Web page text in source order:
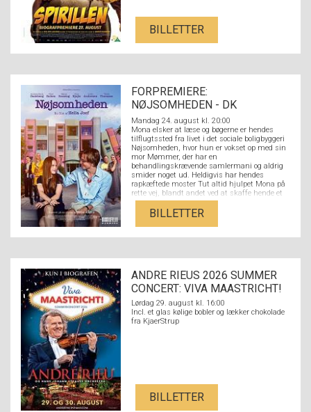
og deres tur forvandles til et fuldstændigt
BILLETTER
FORPREMIERE:
NØJSOMHEDEN - DK
UNDERTEKSTER
Mandag 24. august kl. 20:00
Mona elsker at læse og bøgerne er hendes
tilflugtssted fra livet i det sociale boligbyggeri
Nøjsomheden, hvor hun er vokset op med sin
mor Mømmer, der har en
behandlingskrævende samlermani og aldrig
smider noget ud. Heldigvis har hendes
rapkæftede moster Tut altid hjulpet Mona på
rette vej, blandt andet ved at skaffe hende et
job i den lokale boghandel. Her møder hun den
litteraturstuderende Nikolaj fra den fine ende
af byen, og de forelsker sig hovedkulds. Men
der er langt fra Nikolajs kulturradikale
overklassebaggrund med hørfester og
flaskeøl og et par på hatten på den lokale
kærligheden sejre på tværs af Strandvejen,
eller er forskellen mellem dem for stor?
BILLETTER
ANDRE RIEUS 2026 SUMMER
CONCERT: VIVA MAASTRICHT!
Lørdag 29. august kl. 16:00
Incl. et glas kølige bobler og lækker chokolade
fra KjaerStrup
BILLETTER